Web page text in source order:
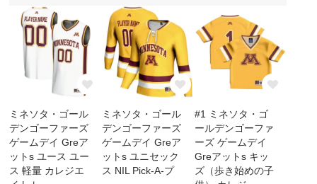
ミネソタ・ゴール
デンゴーファーズ
ゲームデイ Greア
ットs ユース ユー
ス 軽量 カレジエ
ミネソタ・ゴール
デンゴーファーズ
ゲームデイ Greア
ットs ユニセック
ス NIL Pick-A-プ
#1 ミネソタ・ゴ
ールデンゴーファ
ーズ ゲームデイ
Greアットs キッ
ズ（歩き始めの子